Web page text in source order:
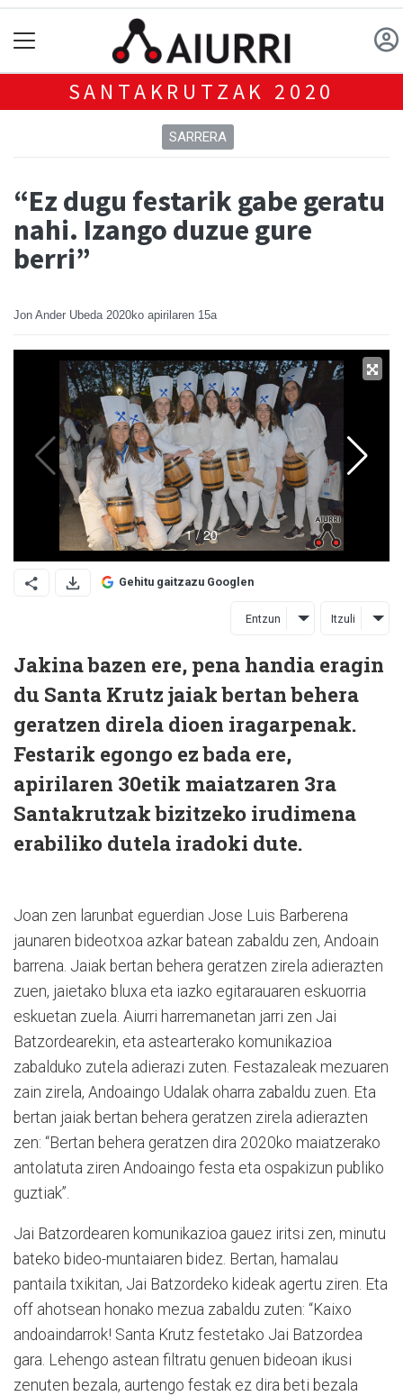
SANTAKRUTZAK 2020
SARRERA
“Ez dugu festarik gabe geratu
nahi. Izango duzue gure
berri”
Jon Ander Ubeda 2020ko apirilaren 15a
Gehitu gaitzazu Googlen
Entzun Itzuli
Jakina bazen ere, pena handia eragin
du Santa Krutz jaiak bertan behera
geratzen direla dioen iragarpenak.
Festarik egongo ez bada ere,
apirilaren 30etik maiatzaren 3ra
Santakrutzak bizitzeko irudimena
erabiliko dutela iradoki dute.
Joan zen larunbat eguerdian Jose Luis Barberena
jaunaren bideotxoa azkar batean zabaldu zen, Andoain
barrena. Jaiak bertan behera geratzen zirela adierazten
zuen, jaietako bluxa eta iazko egitarauaren eskuorria
eskuetan zuela. Aiurri harremanetan jarri zen Jai
Batzordearekin, eta astearterako komunikazioa
zabalduko zutela adierazi zuten. Festazaleak mezuaren
zain zirela, Andoaingo Udalak oharra zabaldu zuen. Eta
bertan jaiak bertan behera geratzen zirela adierazten
zen: “Bertan behera geratzen dira 2020ko maiatzerako
antolatuta ziren Andoaingo festa eta ospakizun publiko
guztiak”.
Jai Batzordearen komunikazioa gauez iritsi zen, minutu
bateko bideo-muntaiaren bidez. Bertan, hamalau
pantaila txikitan, Jai Batzordeko kideak agertu ziren. Eta
off ahotsean honako mezua zabaldu zuten: “Kaixo
andoaindarrok! Santa Krutz festetako Jai Batzordea
gara. Lehengo astean filtratu genuen bideoan ikusi
zenuten bezala, aurtengo festak ez dira beti bezala